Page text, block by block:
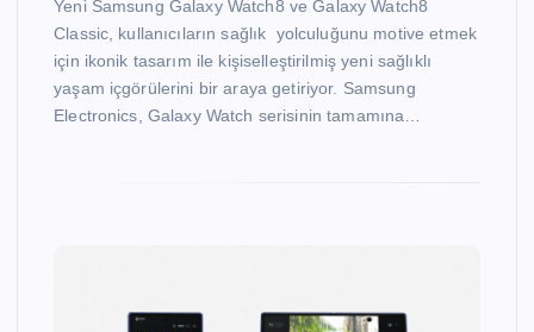
Yeni Samsung Galaxy Watch8 ve Galaxy Watch8
Classic, kullanıcıların sağlık yolculuğunu motive etmek
için ikonik tasarım ile kişiselleştirilmiş yeni sağlıklı
yaşam içgörülerini bir araya getiriyor. Samsung
Electronics, Galaxy Watch serisinin tamamına…